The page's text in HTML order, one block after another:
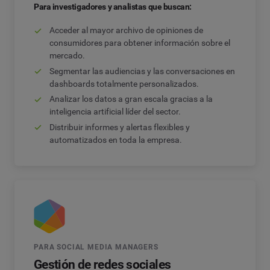
Para investigadores y analistas que buscan:
Acceder al mayor archivo de opiniones de
consumidores para obtener información sobre el
mercado.
Segmentar las audiencias y las conversaciones en
dashboards totalmente personalizados.
Analizar los datos a gran escala gracias a la
inteligencia artificial líder del sector.
Distribuir informes y alertas flexibles y
automatizados en toda la empresa.
PARA SOCIAL MEDIA MANAGERS
Gestión de redes sociales